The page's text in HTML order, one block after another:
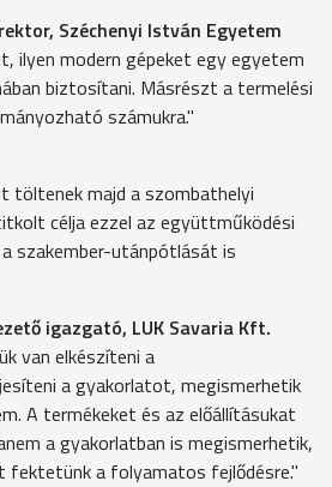
Széchenyi István Egyetem
ilyen modern gépeket egy egyetem
biztosítani. Másrészt a termelési
számukra."
töltenek majd a szombathelyi
célja ezzel az együttműködési
szakember-utánpótlását is
igazgató, LUK Savaria Kft.
van elkészíteni a
a gyakorlatot, megismerhetik
A termékeket és az előállításukat
a gyakorlatban is megismerhetik,
fektetünk a folyamatos fejlődésre."